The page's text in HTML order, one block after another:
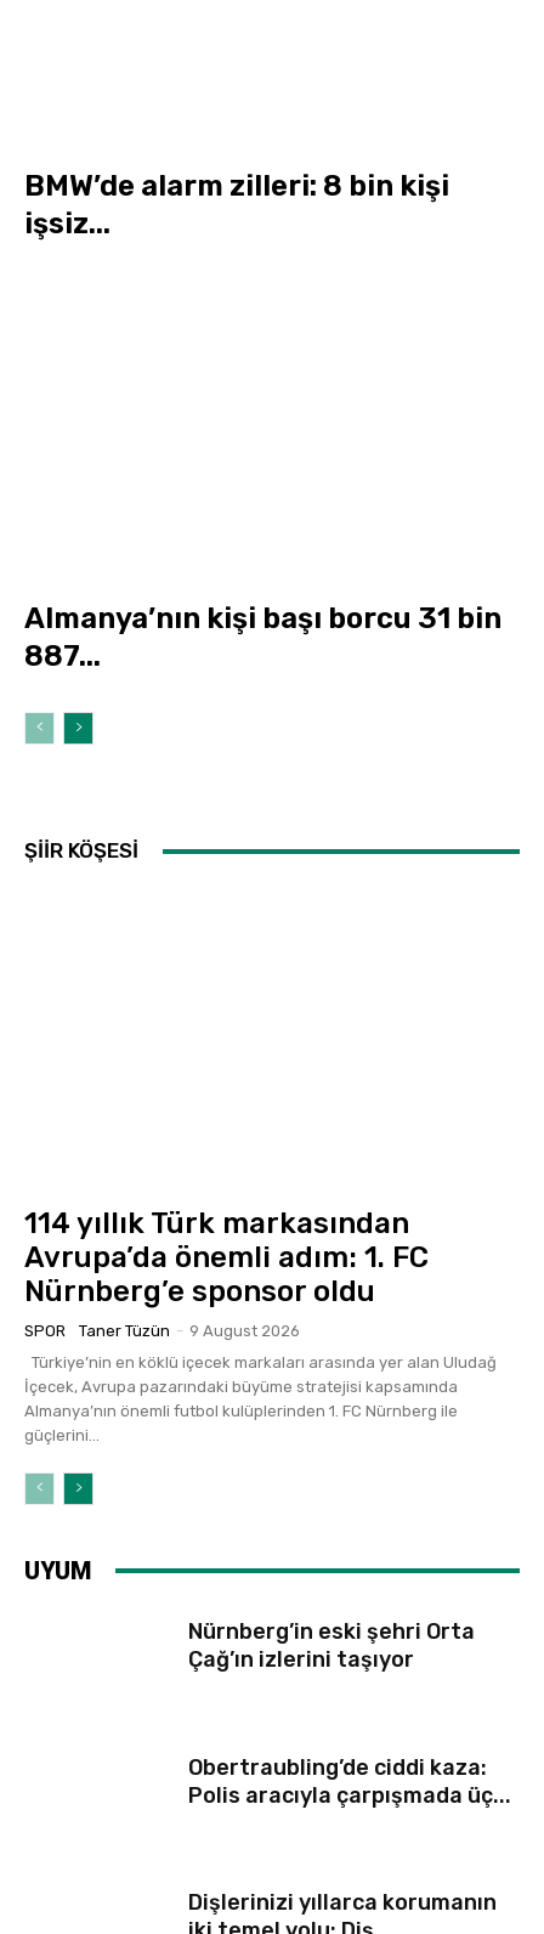
BMW’de alarm zilleri: 8 bin kişi
işsiz...
Almanya’nın kişi başı borcu 31 bin
887...
ŞİİR KÖŞESİ
114 yıllık Türk markasından
Avrupa’da önemli adım: 1. FC
Nürnberg’e sponsor oldu
SPOR Taner Tüzün - 9 August 2026
İçecek, Avrupa pazarındaki büyüme stratejisi kapsamında
Almanya’nın önemli futbol kulüplerinden 1. FC Nürnberg ile
güçlerini...
UYUM
Nürnberg’in eski şehri Orta
Çağ’ın izlerini taşıyor
Obertraubling’de ciddi kaza:
Polis aracıyla çarpışmada üç...
Dişlerinizi yıllarca korumanın